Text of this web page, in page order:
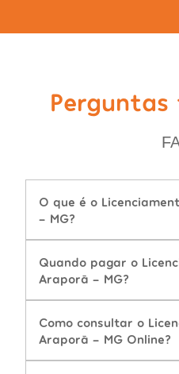
O que é o
- MG?
Quando pagar o
Araporã - MG?
Como consultar o
Araporã - MG Online?